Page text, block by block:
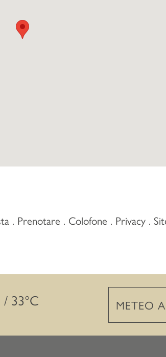
Prenotare Colofone Privacy
33°C METEO